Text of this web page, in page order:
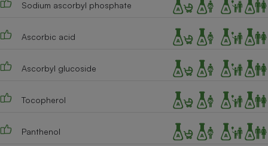
Sodium ascorbyl phosphate
Ascorbic acid
Ascorbyl glucoside
Tocopherol
Panthenol